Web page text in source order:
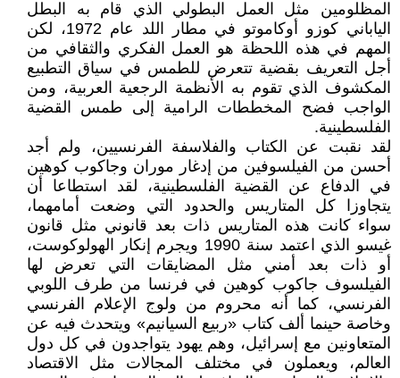
المظلومين مثل العمل البطولي الذي قام به البطل
الياباني كوزو أوكاموتو في مطار اللد عام 1972، لكن
المهم في هذه اللحظة هو العمل الفكري والثقافي من
أجل التعريف بقضية تتعرض للطمس في سياق التطبيع
المكشوف الذي تقوم به الأنظمة الرجعية العربية، ومن
الواجب فضح المخططات الرامية إلى طمس القضية
الفلسطينية.
لقد نقبت عن الكتاب والفلاسفة الفرنسيين، ولم أجد
أحسن من الفيلسوفين من إدغار موران وجاكوب كوهين
في الدفاع عن القضية الفلسطينية، لقد استطاعا أن
يتجاوزا كل المتاريس والحدود التي وضعت أمامهما،
سواء كانت هذه المتاريس ذات بعد قانوني مثل قانون
غيسو الذي اعتمد سنة 1990 ويجرم إنكار الهولوكوست،
أو ذات بعد أمني مثل المضايقات التي تعرض لها
الفيلسوف جاكوب كوهين في فرنسا من طرف اللوبي
الفرنسي، كما أنه محروم من ولوج الإعلام الفرنسي
وخاصة حينما ألف كتاب «ربيع السيانيم» ويتحدث فيه عن
المتعاونين مع إسرائيل، وهم يهود يتواجدون في كل دول
العالم، ويعملون في مختلف المجالات مثل الاقتصاد